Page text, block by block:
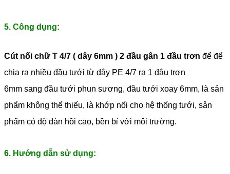
5. Công dụng:
Cút nối chữ T 4/7 ( dây 6mm ) 2 đầu gân 1 đầu trơn để để
chia ra nhiều đầu tưới từ dây PE 4/7 ra 1 đâu trơn
6mm sang đầu tưới phun sương, đầu tưới xoay 6mm, là sản
phẩm không thể thiếu, là khớp nối cho hệ thống tưới, sản
phẩm có độ đàn hồi cao, bền bỉ với môi trường.
6. Hướng dẫn sử dụng: